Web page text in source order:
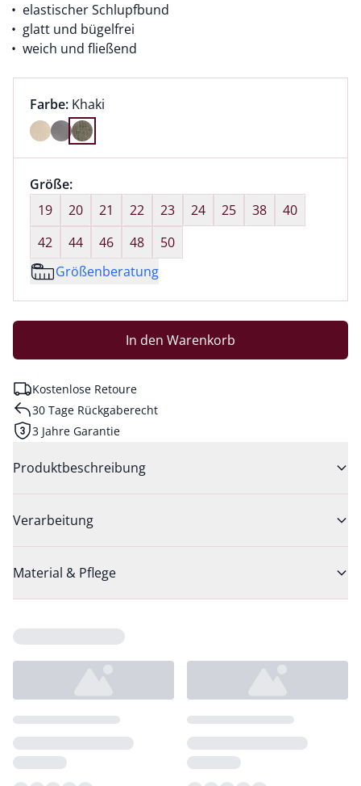
elastischer Schlupfbund
glatt und bügelfrei
weich und fließend
Farbauswahl:
Farbe: aktuell ausgewählt:
Khaki
Farbe Khaki ausgewählt
Größenauswahl:
Größe:nichts ausgewählt
19
20 21 22 23 24 25 38
40
42
44 46 48
50
Größenberatung
In den Warenkorb
Kostenlose Retoure
30 Tage Rückgaberecht
3 Jahre Garantie
Produktbeschreibung
Verarbeitung
Material & Pflege